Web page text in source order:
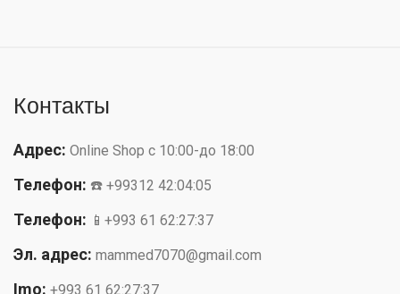
Контакты
Адрес: Online Shop с 10:00-до 18:00
Телефон: ☎️ +99312 42:04:05
Телефон: 📱+993 61 62:27:37
Эл. адрес: mammed7070@gmail.com
Imo: +993 61 62:27:37